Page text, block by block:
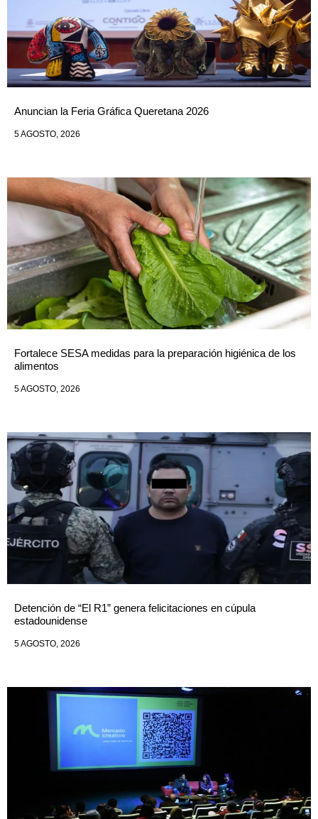
Anuncian la Feria Gráfica Queretana 2026
5 AGOSTO, 2026
Fortalece SESA medidas para la preparación higiénica de los
alimentos
5 AGOSTO, 2026
Detención de “El R1” genera felicitaciones en cúpula
estadounidense
5 AGOSTO, 2026